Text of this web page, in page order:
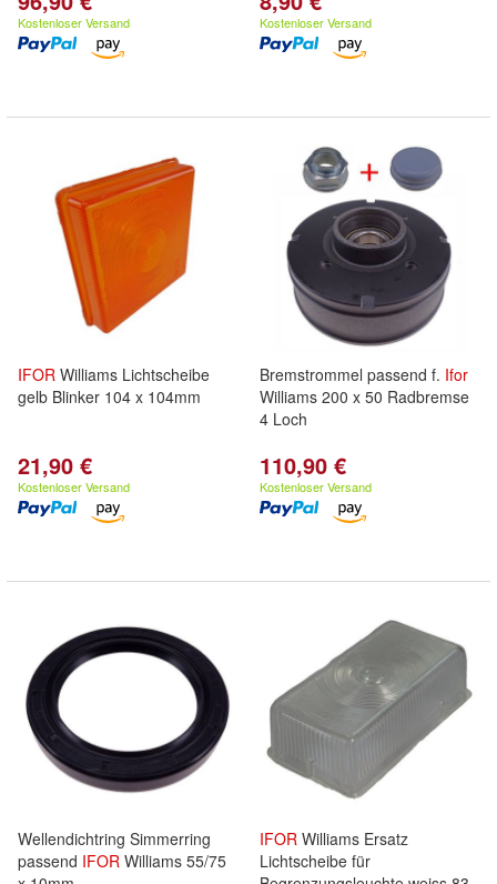
Kostenloser Versand Kostenloser Versand
IFOR Williams Lichtscheibe
gelb Blinker 104 x 104mm
21,90 €
Kostenloser Versand
Bremstrommel passend f. Ifor
Williams 200 x 50 Radbremse
4 Loch
110,90 €
Kostenloser Versand
Wellendichtring Simmerring
passend IFOR Williams 55/75
IFOR Williams Ersatz
Lichtscheibe für